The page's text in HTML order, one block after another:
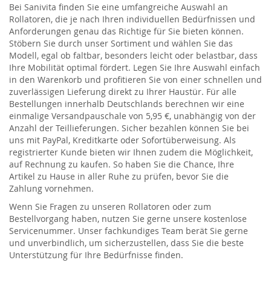
Bei Sanivita finden Sie eine umfangreiche Auswahl an
Rollatoren, die je nach Ihren individuellen Bedürfnissen und
Anforderungen genau das Richtige für Sie bieten können.
Stöbern Sie durch unser Sortiment und wählen Sie das
Modell, egal ob faltbar, besonders leicht oder belastbar, dass
Ihre Mobilität optimal fördert. Legen Sie Ihre Auswahl einfach
in den Warenkorb und profitieren Sie von einer schnellen und
zuverlässigen Lieferung direkt zu Ihrer Haustür. Für alle
Bestellungen innerhalb Deutschlands berechnen wir eine
einmalige Versandpauschale von 5,95 €, unabhängig von der
Anzahl der Teillieferungen. Sicher bezahlen können Sie bei
uns mit PayPal, Kreditkarte oder Sofortüberweisung. Als
registrierter Kunde bieten wir Ihnen zudem die Möglichkeit,
auf Rechnung zu kaufen. So haben Sie die Chance, Ihre
Artikel zu Hause in aller Ruhe zu prüfen, bevor Sie die
Zahlung vornehmen.
Wenn Sie Fragen zu unseren Rollatoren oder zum
Bestellvorgang haben, nutzen Sie gerne unsere kostenlose
Servicenummer. Unser fachkundiges Team berät Sie gerne
und unverbindlich, um sicherzustellen, dass Sie die beste
Unterstützung für Ihre Bedürfnisse finden.